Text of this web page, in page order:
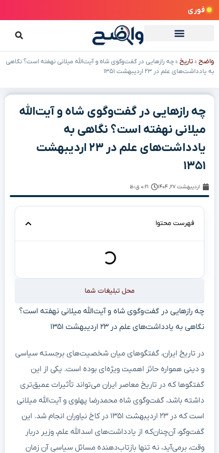
فوری
واضح »تاریخ »چه رازهایی در گفت‌وگوی شاه و آیت‌الله میلانی نهفته است؟ نگاهی
به یادداشت‌های علم در ۲۳ اردیبهشت ۱۳۵۱
چه رازهایی در گفت‌وگوی شاه و آیت‌الله
میلانی نهفته است؟ نگاهی به
یادداشت‌های علم در ۲۳ اردیبهشت
۱۳۵۱
اردیبهشت ۲۷, ۱۴۰۴ ۰:۲۱ ق٫ظ
فهرست محتوا
محل تبلیغات شما
چه رازهایی در گفت‌وگوی شاه و آیت‌الله میلانی نهفته است؟
نگاهی به یادداشت‌های علم در ۲۳ اردیبهشت ۱۳۵۱
در تاریخ ایران، گفتگوهای میان شخصیت‌های برجسته سیاسی
و دینی همواره حائز اهمیت ویژه‌ای بوده است. یکی از این
گفتگوها که در تاریخ معاصر ایران می‌تواند تأثیرات عمیق‌تری
داشته باشد، گفت‌وگوی شاه محمدرضا پهلوی و آیت‌الله میلانی
است که در ۲۳ اردیبهشت ۱۳۵۱ در کاخ نیاوران انجام شد. این
گفت‌وگو، آن‌چنان‌که از یادداشت‌های اسدالله علم، وزیر دربار
وقت، برمی‌آید، نه تنها بازتاب‌دهنده مسائل سیاسی آن زمان